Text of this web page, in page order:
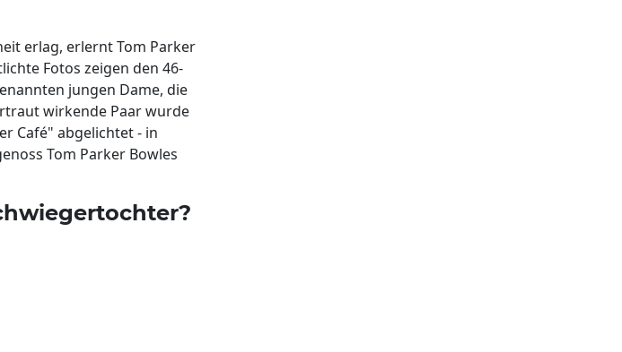
erlag, erlernt Tom Parker
Fotos zeigen den 46-
jungen Dame, die
wirkende Paar wurde
Café" abgelichtet - in
Tom Parker Bowles